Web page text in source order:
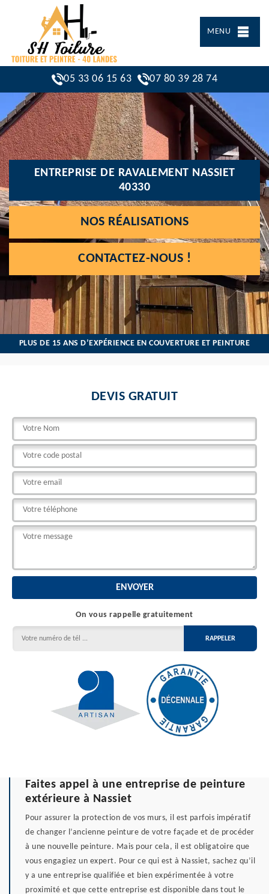
MENU
05 33 06 15 63 07 80 39 28 74
ENTREPRISE DE RAVALEMENT NASSIET
40330
NOS RÉALISATIONS
CONTACTEZ-NOUS !
PLUS DE 15 ANS D’EXPÉRIENCE EN COUVERTURE ET PEINTURE
DEVIS GRATUIT
On vous rappelle gratuitement
Faites appel à une entreprise de peinture
extérieure à Nassiet
Pour assurer la protection de vos murs, il est parfois impératif
de changer l’ancienne peinture de votre façade et de procéder
à une nouvelle peinture. Mais pour cela, il est obligatoire que
vous engagiez un expert. Pour ce qui est à Nassiet, sachez qu’il
y a une entreprise qualifiée et bien expérimentée à votre
proximité et que cette entreprise est disponible dans tout le